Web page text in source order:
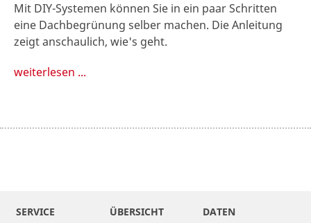
Mit DIY-Systemen können Sie in ein paar Schritten
eine Dachbegrünung selber machen. Die Anleitung
zeigt anschaulich, wie's geht.
weiterlesen ...
SERVICE ÜBERSICHT DATEN